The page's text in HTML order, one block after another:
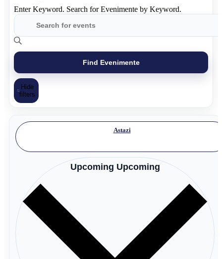
Enter Keyword. Search for Evenimente by Keyword.
Find Evenimente
Hide
filters
Astazi
Upcoming Upcoming